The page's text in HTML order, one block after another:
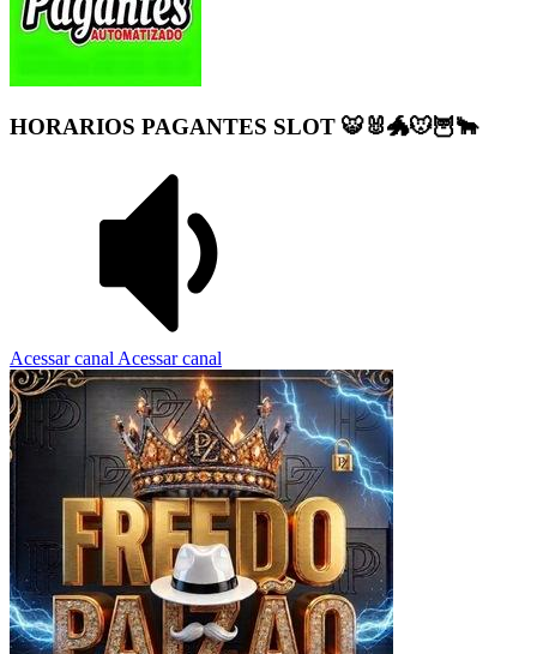
HORARIOS PAGANTES SLOT 🐯🐰🐲🐭🦉🐂
Acessar canal Acessar canal